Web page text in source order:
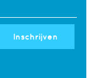
Inschrijven